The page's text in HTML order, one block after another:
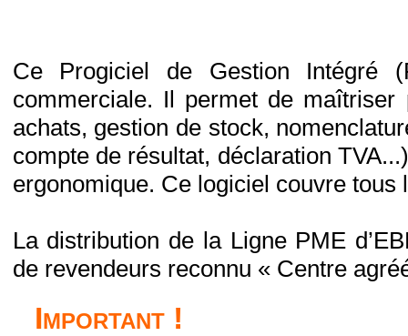
Ce Progiciel de Gestion Intégré
commerciale. Il permet de
achats, gestion de stock,
compte de résultat, déclaration
ergonomique. Ce logiciel couvre
La distribution de la Ligne PME
de revendeurs reconnu « Centre
Important !